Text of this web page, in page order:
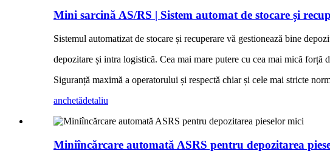
Mini sarcină AS/RS | Sistem automat de stocare și
Sistemul automatizat de stocare și recuperare vă gestionează bine
depozitare și intra logistică. Cea mai mare putere cu cea mai mică forță
Siguranță maximă a operatorului și respectă chiar și cele mai stricte
anchetădetaliu
Miniîncărcare automată ASRS pentru depozitarea